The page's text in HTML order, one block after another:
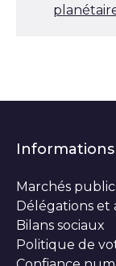
Informations
Marchés
Délégations et
Bilans sociaux
Politique de